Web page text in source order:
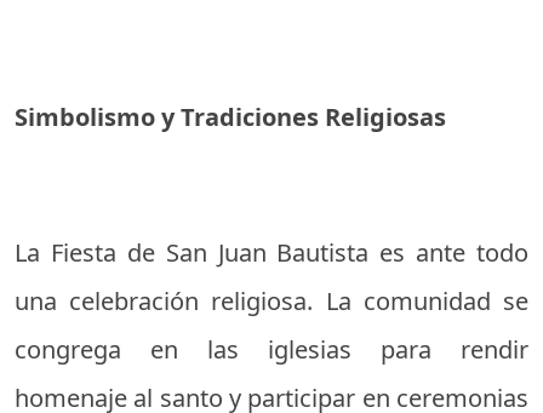
Simbolismo y Tradiciones Religiosas
La Fiesta de San Juan Bautista es ante todo
una celebración religiosa. La comunidad se
congrega en las iglesias para rendir
homenaje al santo y participar en ceremonias